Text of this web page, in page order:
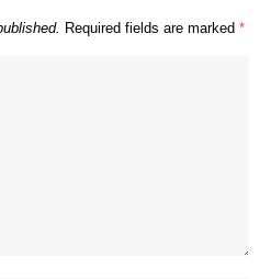
Required fields are marked *